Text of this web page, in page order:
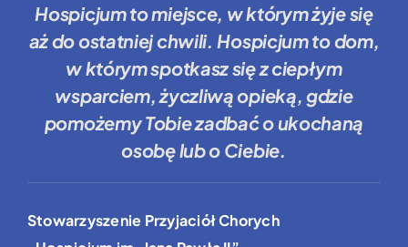
Hospicjum to miejsce, w którym żyje się
aż do ostatniej chwili. Hospicjum to dom,
w którym spotkasz się z ciepłym
wsparciem, życzliwą opieką, gdzie
pomożemy Tobiezadbać o ukochaną
osobę lub o Ciebie.
Stowarzyszenie Przyjaciół Chorych